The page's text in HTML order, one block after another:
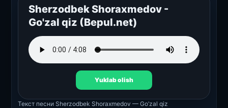
Sherzodbek Shoraxmedov -
Go'zal qiz (Bepul.net)
Yuklab olish
Текст песни Sherzodbek Shoraxmedov — Go’zal qiz